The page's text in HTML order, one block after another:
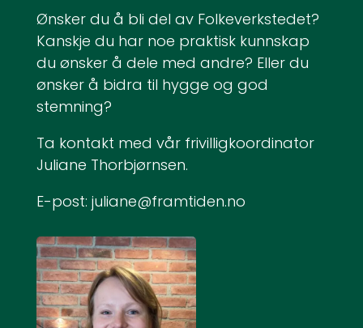
Ønsker du å bli del av Folkeverkstedet?
Kanskje du har noe praktisk kunnskap
du ønsker å dele med andre? Eller du
ønsker å bidra til hygge og god
stemning?
Ta kontakt med vår frivilligkoordinator
Juliane Thorbjørnsen.
E-post: juliane@framtiden.no